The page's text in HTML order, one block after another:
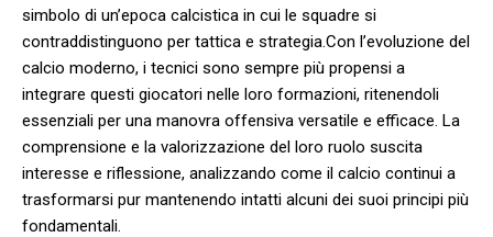
simbolo di un’epoca calcistica in ⁣cui le squadre⁣ si
contraddistinguono per tattica e strategia.Con l’evoluzione del
calcio ⁤moderno, i tecnici sono sempre più propensi⁤ a
‍integrare questi giocatori⁤ nelle⁢ loro⁤ formazioni, ritenendoli
essenziali ⁤per una manovra offensiva versatile e⁢ efficace. La
‍comprensione ‌e ‌la ⁢valorizzazione del loro ruolo suscita
interesse e riflessione,​ analizzando ‍come⁢ il ⁢calcio continui a
trasformarsi pur mantenendo ‌intatti alcuni ⁢dei⁣ suoi principi più
fondamentali.